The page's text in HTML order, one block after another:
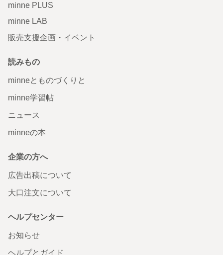
minne PLUS
minne LAB
販売支援企画・イベント
読みもの
minneとものづくりと
minne学習帖
ニュース
minneの本
企業の方へ
広告出稿について
大口注文について
ヘルプセンター
お知らせ
ヘルプとガイド